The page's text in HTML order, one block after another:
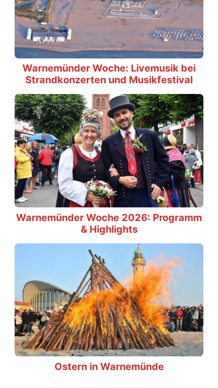
Warnemünder Woche: Livemusik bei
Strandkonzerten und Musikfestival
Warnemünder Woche 2026: Programm
& Highlights
Ostern in Warnemünde